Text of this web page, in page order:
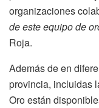
organizaciones
de este equipo de
Roja.
Además de en
provincia, incluidas
Oro están